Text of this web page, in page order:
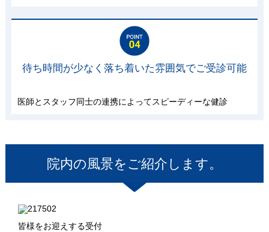
待ち時間が少なく落ち着いた雰囲気でご受診可能
医師とスタッフ同士の連携によってスピーディーな健診
院内の風景をご紹介します。
皆様をお迎えする受付